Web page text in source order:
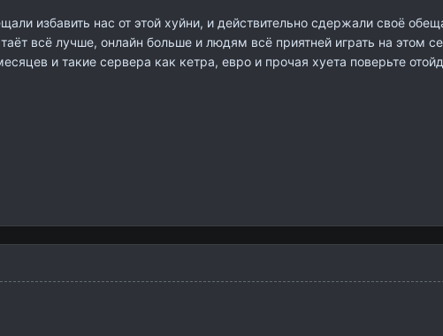
избавить нас от этой хуйни, и действительно сдержали своё
всё лучше, онлайн больше и людям всё приятней играть на этом
и такие сервера как кетра, евро и прочая хуета поверьте